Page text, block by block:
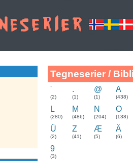
Tegneserier /
'
(2)
.
(1)
@
(1)
A
(438)
L
(280)
M
(486)
N
(204)
O
(138)
Ü
(2)
Z
(41)
Æ
(5)
Ä
(6)
9
(3)